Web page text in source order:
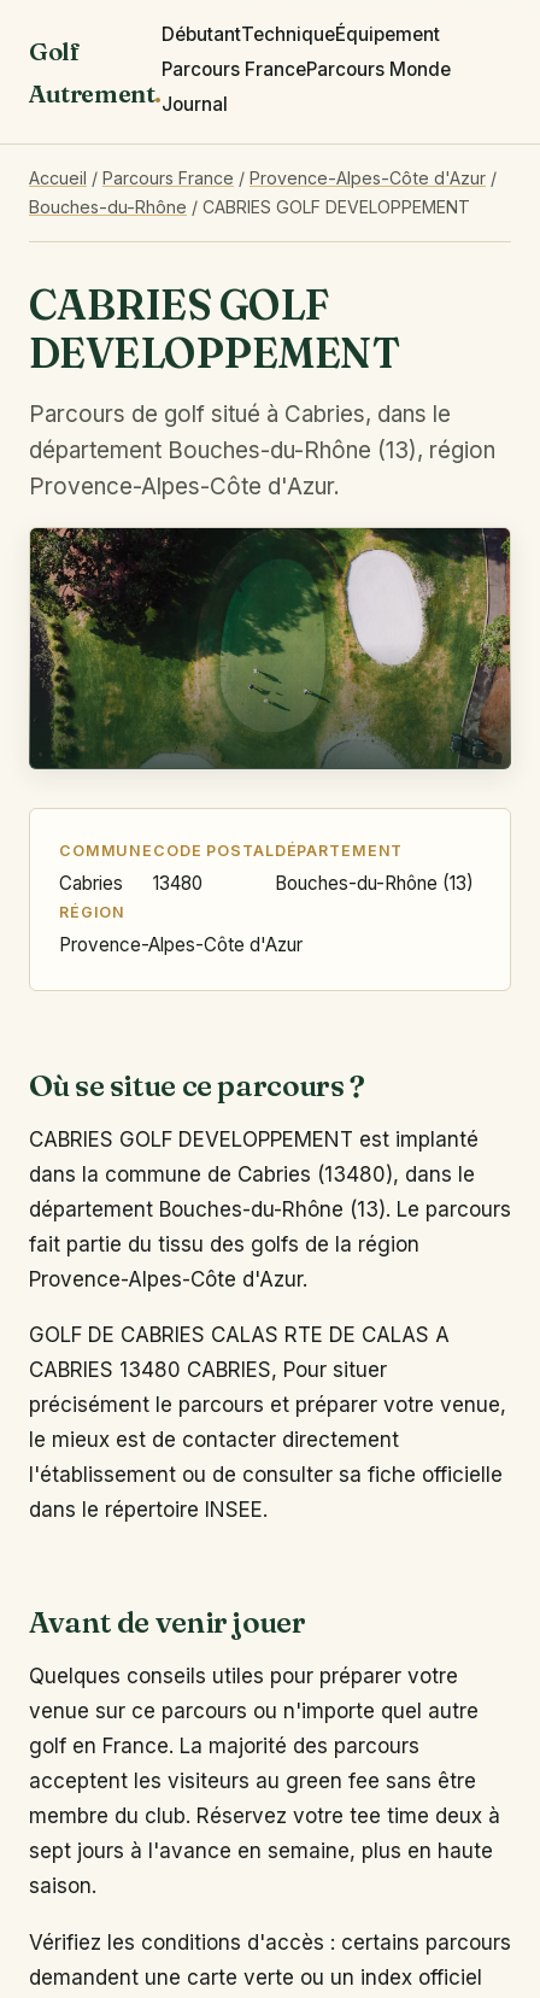
Golf
Autrement.
DébutantTechniqueÉquipement
Parcours FranceParcours Monde
Journal
Accueil / Parcours France / Provence-Alpes-Côte d'Azur /
Bouches-du-Rhône / CABRIES GOLF DEVELOPPEMENT
CABRIES GOLF
DEVELOPPEMENT
Parcours de golf situé à Cabries, dans le
département Bouches-du-Rhône (13), région
Provence-Alpes-Côte d'Azur.
COMMUNE
Cabries
CODE POSTAL
13480
DÉPARTEMENT
Bouches-du-Rhône (13)
RÉGION
Provence-Alpes-Côte d'Azur
Où se situe ce parcours ?
CABRIES GOLF DEVELOPPEMENT est implanté
dans la commune de Cabries (13480), dans le
département Bouches-du-Rhône (13). Le parcours
fait partie du tissu des golfs de la région
Provence-Alpes-Côte d'Azur.
GOLF DE CABRIES CALAS RTE DE CALAS A
CABRIES 13480 CABRIES, Pour situer
précisément le parcours et préparer votre venue,
le mieux est de contacter directement
l'établissement ou de consulter sa fiche officielle
dans le répertoire INSEE.
Avant de venir jouer
Quelques conseils utiles pour préparer votre
venue sur ce parcours ou n'importe quel autre
golf en France. La majorité des parcours
acceptent les visiteurs au green fee sans être
membre du club. Réservez votre tee time deux à
sept jours à l'avance en semaine, plus en haute
saison.
Vérifiez les conditions d'accès : certains parcours
demandent une carte verte ou un index officiel